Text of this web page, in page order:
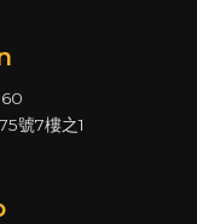
號7樓之1